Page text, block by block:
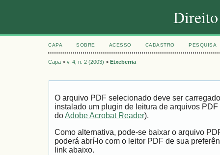
Direito
CAPA SOBRE ACESSO CADASTRO PESQUISA
Capa > v. 4, n. 2 (2003) > Etxeberria
O arquivo PDF selecionado deve ser
instalado um plugin de leitura de arquivos
doAdobe Acrobat Reader).
Como alternativa, pode-se baixar o arquivo
poderá abrí-lo com o leitor PDF de sua
link abaixo.